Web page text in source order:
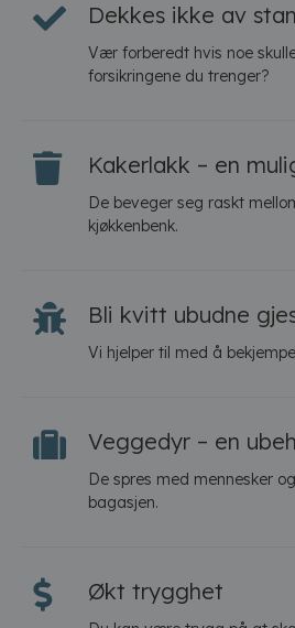
Dekkes ikke av
Vær forberedt hvis noe
forsikringene du trenger?
Kakerlakk – en
De beveger seg raskt
kjøkkenbenk.
Bli kvitt ubudne
Vi hjelper til med å
Veggedyr – en
De spres med mennesker
bagasjen.
Økt trygghet